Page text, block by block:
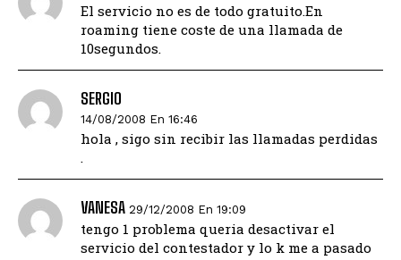
El servicio no es de todo gratuito.En
roaming tiene coste de una llamada de
10segundos.
SERGIO
14/08/2008 En 16:46
hola , sigo sin recibir las llamadas perdidas
.
VANESA 29/12/2008 En 19:09
tengo 1 problema queria desactivar el
servicio del contestador y lo k me a pasado